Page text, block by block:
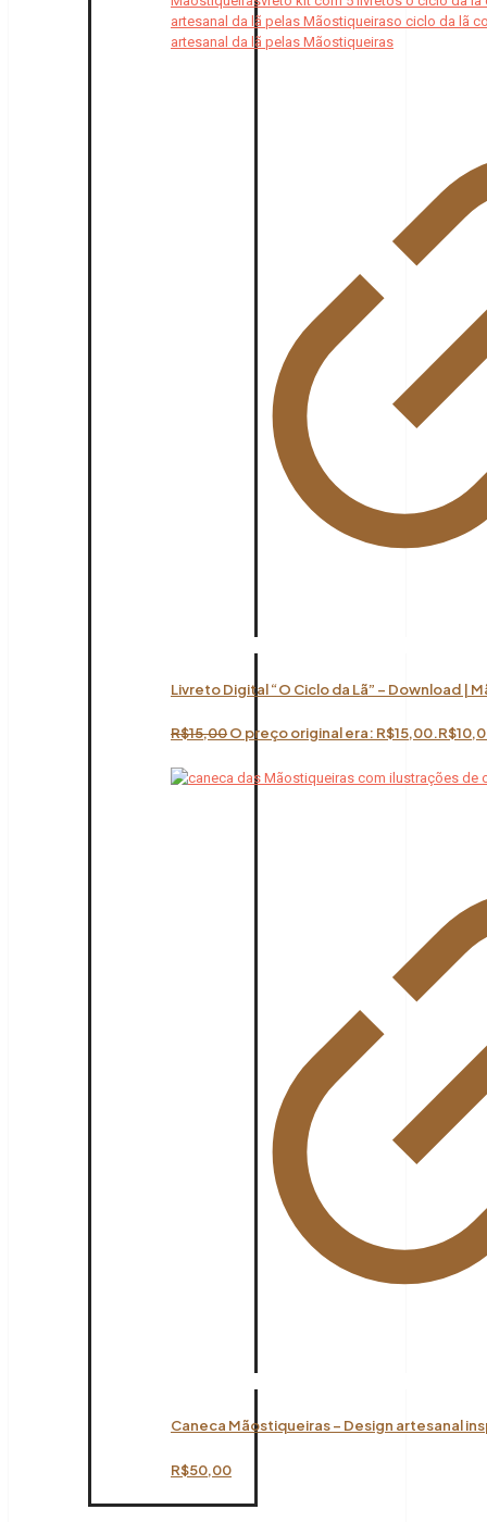
Livreto Digital “O Ciclo da Lã” – Download |
R$15,00O preço original era: R$15,00.R$
Caneca Mãostiqueiras – Design artesanal
R$50,00